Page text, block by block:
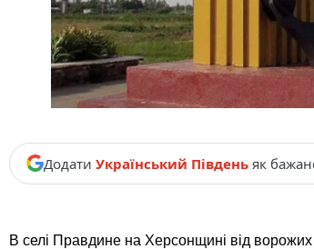
Додати Український Південь як
В селі Правдине на Херсонщині від